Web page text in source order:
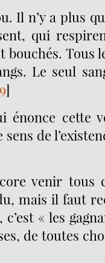
Il n’y a plus
qui
bouchés. Tous
Le seul
]
énonce cette
de
venir tous
mais il faut
« les
de toutes